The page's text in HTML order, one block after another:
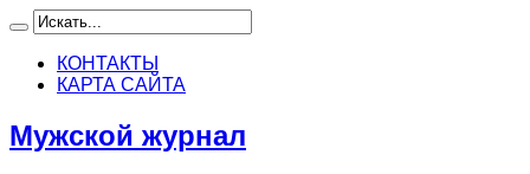
КОНТАКТЫ
КАРТА САЙТА
Мужской журнал